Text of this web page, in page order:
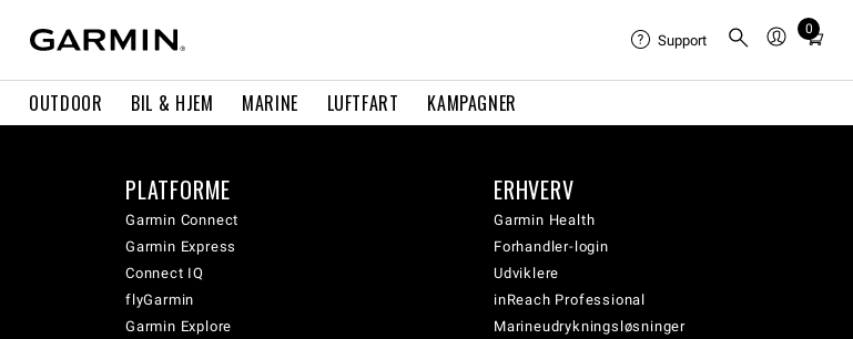
OUTDOOR BIL & HJEM MARINE LUFTFART KAMPAGNER
Support
0
Total
cart:
PLATFORME
Garmin Connect
Garmin Express
Connect IQ
flyGarmin
Garmin Explore
ERHVERV
Garmin Health
Forhandler-login
Udviklere
inReach Professional
Marineudrykningsløsninger